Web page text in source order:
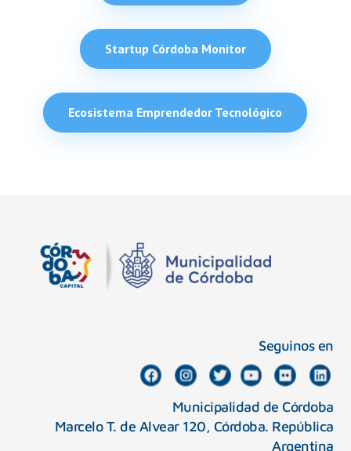
Startup Córdoba Monitor
Ecosistema Emprendedor Tecnológico
Seguinos en
Municipalidad de Córdoba
Marcelo T. de Alvear 120, Córdoba. República
Argentina